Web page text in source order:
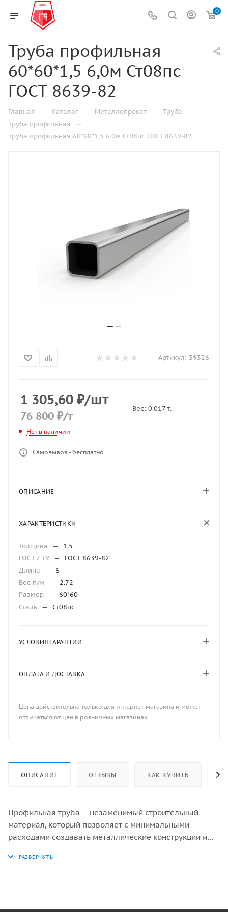
0
Труба профильная
60*60*1,5 6,0м Ст08пс
ГОСТ 8639-82
Главная — Каталог — Металлопрокат — Труба —
Труба профильная —
Труба профильная 60*60*1,5 6,0м Ст08пс ГОСТ 8639-82
Артикул: 39326
1 305,60 ₽/шт
76 800 ₽/т
Нет в наличии
Вес: 0.017 т.
Самовывоз - бесплатно
ОПИСАНИЕ
ХАРАКТЕРИСТИКИ
Толщина —
1.5
ГОСТ / ТУ —
ГОСТ 8639-82
Длина
—
6
Вес п/м
—
2.72
Размер —
60*60
Сталь — Ст08пс
УСЛОВИЯ ГАРАНТИИ
ОПЛАТА И ДОСТАВКА
Цена действительна только для интернет-магазина и может
отличаться от цен в розничных магазинах
ОПИСАНИЕ ОТЗЫВЫ КАК КУПИТЬ
Профильная труба – незаменимый строительный
материал, который позволяет с минимальными
расходами создавать металлические конструкции и
В строительстве они применяются для возведения
возведении легких строительных конструкций, таких